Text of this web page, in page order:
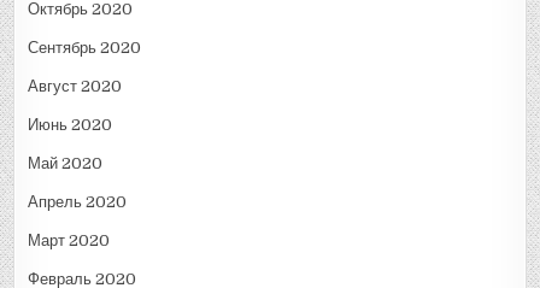
Октябрь 2020
Сентябрь 2020
Август 2020
Июнь 2020
Май 2020
Апрель 2020
Март 2020
Февраль 2020